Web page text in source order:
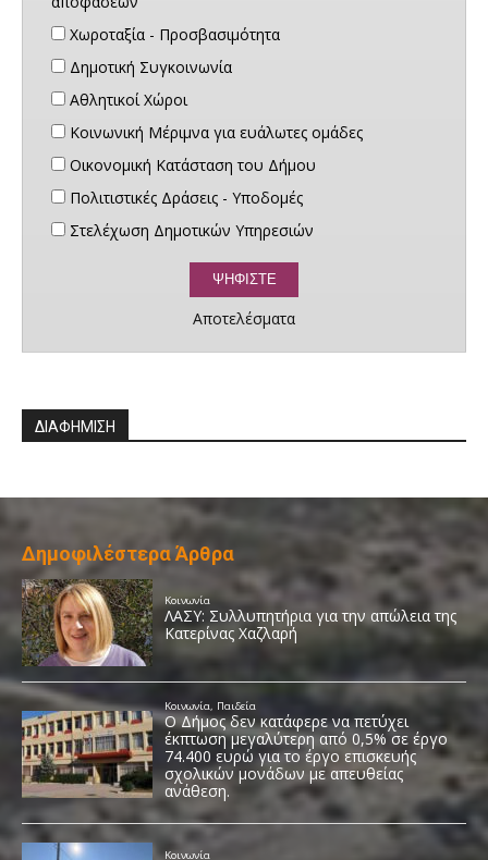
Χωροταξία - Προσβασιμότητα
Δημοτική Συγκοινωνία
Αθλητικοί Χώροι
Κοινωνική Μέριμνα για ευάλωτες ομάδες
Οικονομική Κατάσταση του Δήμου
Πολιτιστικές Δράσεις - Υποδομές
Στελέχωση Δημοτικών Υπηρεσιών
Αποτελέσματα
ΔΙΑΦΗΜΙΣΗ
Δημοφιλέστερα Άρθρα